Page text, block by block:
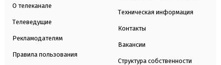
О телеканале
Телеведущие
Рекламодателям
Правила пользования
Техническая информация
Контакты
Вакансии
Структура собственности